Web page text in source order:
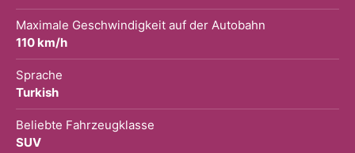
Maximale Geschwindigkeit auf der Autobahn
110 km/h
Sprache
Turkish
Beliebte Fahrzeugklasse
SUV